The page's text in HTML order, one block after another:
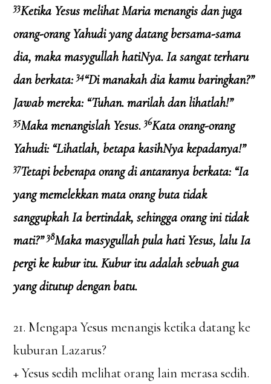
33Ketika Yesus melihat Maria menangis dan juga
orang-orang Yahudi yang datang bersama-sama
dia, maka masygullah hatiNya. Ia sangat terharu
dan berkata:34“Di manakah dia kamu baringkan?”
Jawab mereka: “Tuhan. marilah dan lihatlah!”
35Maka menangislah Yesus.36Kata orang-orang
Yahudi: “Lihatlah, betapa kasihNya kepadanya!”
37Tetapi beberapa orang di antaranya berkata: “Ia
yang memelekkan mata orang buta tidak
sanggupkah Ia bertindak, sehingga orang ini tidak
mati?”38Maka masygullah pula hati Yesus, lalu Ia
pergi ke kubur itu. Kubur itu adalah sebuah gua
yang ditutup dengan batu.
21. Mengapa Yesus menangis ketika datang ke
kuburan Lazarus?
+ Yesus sedih melihat orang lain merasa sedih.